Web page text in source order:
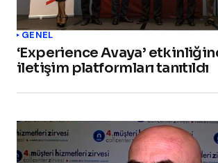
GENEL
‘Experience Avaya’
iletişim platformları tanıtıldı